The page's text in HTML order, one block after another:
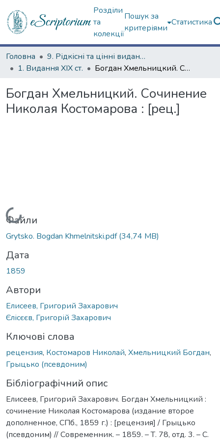
Розділи
та
колекції
Пошук за
критеріями
Статистика
Головна
9. Рідкісні та цінні видання
1. Видання ХІХ ст.
Богдан Хмельницкий. Сочинение Николая Костомарова : [рец.]
Богдан Хмельницкий. Сочинение
Николая Костомарова : [рец.]
Вантажиться...
Файли
Grytsko. Bogdan Khmelnitski.pdf(34,74 MB)
Дата
1859
Автори
Елисеев, Григорий Захарович
Єлісєєв, Григорій Захарович
Ключові слова
рецензия, Костомаров Николай, Хмельницкий Богдан,
Грыцько (псевдоним)
Бібліографічний опис
Елисеев, Григорий Захарович. Богдан Хмельницкий :
сочинение Николая Костомарова (издание второе
дополненное, СПб., 1859 г.) : [рецензия] / Грыцько
(псевдоним) // Современник. – 1859. – Т. 78, отд. 3. – С.